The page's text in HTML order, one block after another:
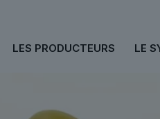
LES PRODUCTEURS LE